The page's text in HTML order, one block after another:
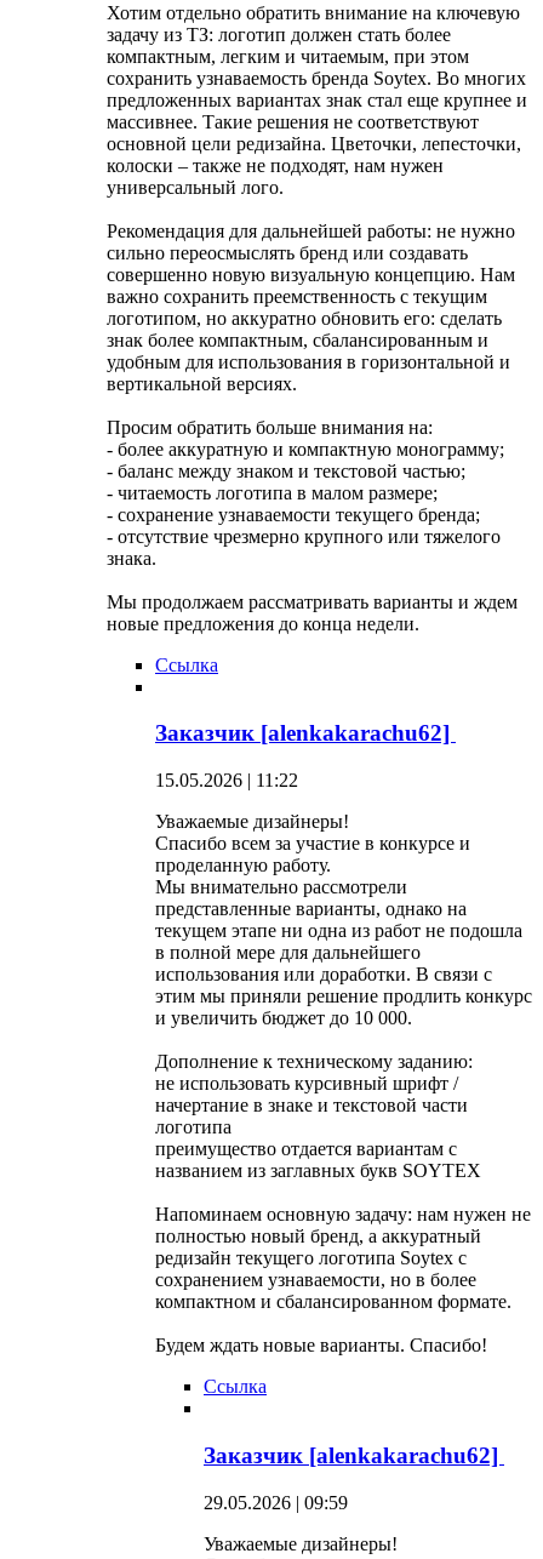
Хотим отдельно обратить внимание на ключевую
задачу из ТЗ: логотип должен стать более
компактным, легким и читаемым, при этом
сохранить узнаваемость бренда Soytex. Во многих
предложенных вариантах знак стал еще крупнее и
массивнее. Такие решения не соответствуют
основной цели редизайна. Цветочки, лепесточки,
колоски – также не подходят, нам нужен
универсальный лого.
Рекомендация для дальнейшей работы: не нужно
сильно переосмыслять бренд или создавать
совершенно новую визуальную концепцию. Нам
важно сохранить преемственность с текущим
логотипом, но аккуратно обновить его: сделать
знак более компактным, сбалансированным и
удобным для использования в горизонтальной и
вертикальной версиях.
Просим обратить больше внимания на:
- более аккуратную и компактную монограмму;
- баланс между знаком и текстовой частью;
- читаемость логотипа в малом размере;
- сохранение узнаваемости текущего бренда;
- отсутствие чрезмерно крупного или тяжелого
знака.
Мы продолжаем рассматривать варианты и ждем
новые предложения до конца недели.
Ссылка
Заказчик [alenkakarachu62]
15.05.2026 | 11:22
Уважаемые дизайнеры!
Спасибо всем за участие в конкурсе и
проделанную работу.
Мы внимательно рассмотрели
представленные варианты, однако на
текущем этапе ни одна из работ не подошла
в полной мере для дальнейшего
использования или доработки. В связи с
этим мы приняли решение продлить конкурс
и увеличить бюджет до 10 000.
Дополнение к техническому заданию:
не использовать курсивный шрифт /
начертание в знаке и текстовой части
логотипа
преимущество отдается вариантам с
названием из заглавных букв SOYTEX
Напоминаем основную задачу: нам нужен не
полностью новый бренд, а аккуратный
редизайн текущего логотипа Soytex с
сохранением узнаваемости, но в более
компактном и сбалансированном формате.
Будем ждать новые варианты. Спасибо!
Ссылка
Заказчик [alenkakarachu62]
29.05.2026 | 09:59
Уважаемые дизайнеры!